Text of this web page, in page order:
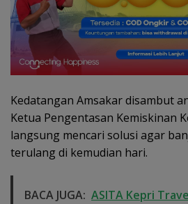
Kedatangan Amsakar disambut
Ketua Pengentasan Kemiskinan
langsung mencari solusi agar
terulang di kemudian hari.
BACA JUGA: ASITA Kepri